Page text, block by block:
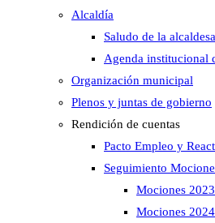
panel
de
búsqueda.
Alcaldía
Saludo de la alcaldesa
Agenda institucional
Organización municipal
Plenos y juntas de gobierno
Rendición de cuentas
Pacto Empleo y
Seguimiento
Mociones 2023
Mociones 2024